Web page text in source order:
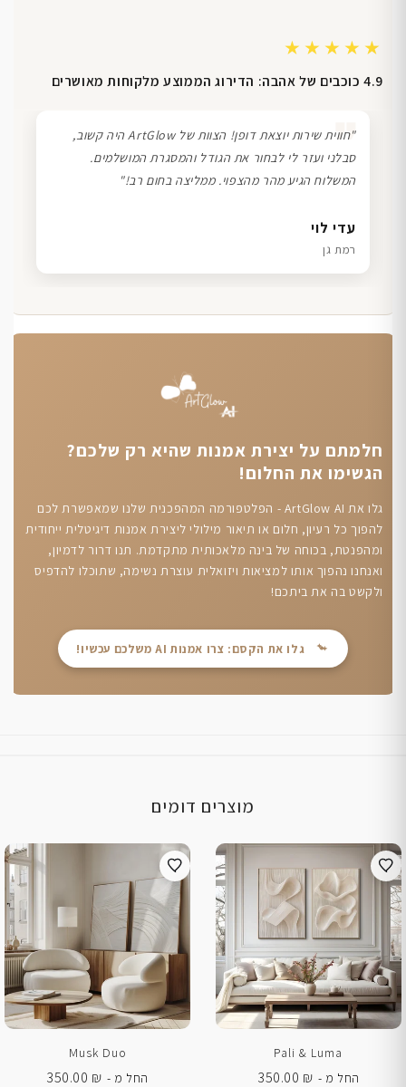
★★★★★
4.9 כוכבים של אהבה: הדירוג הממוצע מלקוחות מאושרים
שרון כהן
תל אביב
❞
"חווית שירות יוצאת דופן! הצוות של ArtGlow היה קשוב,
סבלני ועזר לי לבחור את הגודל והמסגרת המושלמים.
המשלוח הגיע מהר מהצפוי. ממליצה בחום רב!"
עדי לוי
רמת גן
דנה גל
חיפה
ליאת ויוסי מ.
הוד השרון
חלמתם על יצירת אמנות שהיא רק שלכם?
הגשימו את החלום!
גלו את ArtGlow AI - הפלטפורמה המהפכנית שלנו שמאפשרת לכם
להפוך כל רעיון, חלום או תיאור מילולי ליצירת אמנות דיגיטלית ייחודית
ומהפנטת, בכוחה של בינה מלאכותית מתקדמת. תנו דרור לדמיון,
ואנחנו נהפוך אותו למציאות ויזואלית עוצרת נשימה, שתוכלו להדפיס
ולקשט בה את ביתכם!
גלו את הקסם: צרו אמנות AI משלכם עכשיו!
מוצרים דומים
Pali & Luma
החל מ -
350.00 ₪
Musk Duo
החל מ -
350.00 ₪